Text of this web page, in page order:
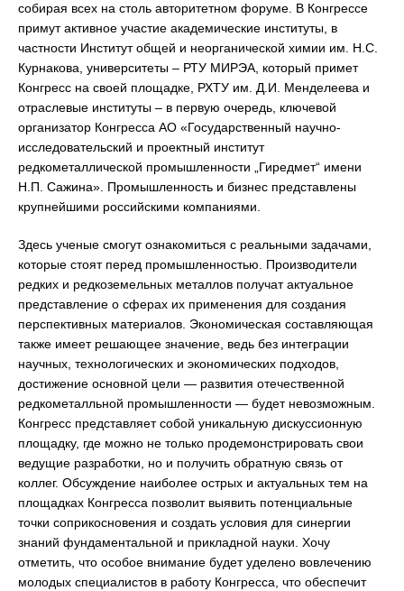
собирая всех на столь авторитетном форуме. В Конгрессе
примут активное участие академические институты, в
частности Институт общей и неорганической химии им. Н.С.
Курнакова, университеты – РТУ МИРЭА, который примет
Конгресс на своей площадке, РХТУ им. Д.И. Менделеева и
отраслевые институты – в первую очередь, ключевой
организатор Конгресса АО «Государственный научно-
исследовательский и проектный институт
редкометаллической промышленности „Гиредмет“ имени
Н.П. Сажина». Промышленность и бизнес представлены
крупнейшими российскими компаниями.
Здесь ученые смогут ознакомиться с реальными задачами,
которые стоят перед промышленностью. Производители
редких и редкоземельных металлов получат актуальное
представление о сферах их применения для создания
перспективных материалов. Экономическая составляющая
также имеет решающее значение, ведь без интеграции
научных, технологических и экономических подходов,
достижение основной цели — развития отечественной
редкометалльной промышленности — будет невозможным.
Конгресс представляет собой уникальную дискуссионную
площадку, где можно не только продемонстрировать свои
ведущие разработки, но и получить обратную связь от
коллег. Обсуждение наиболее острых и актуальных тем на
площадках Конгресса позволит выявить потенциальные
точки соприкосновения и создать условия для синергии
знаний фундаментальной и прикладной науки. Хочу
отметить, что особое внимание будет уделено вовлечению
молодых специалистов в работу Конгресса, что обеспечит